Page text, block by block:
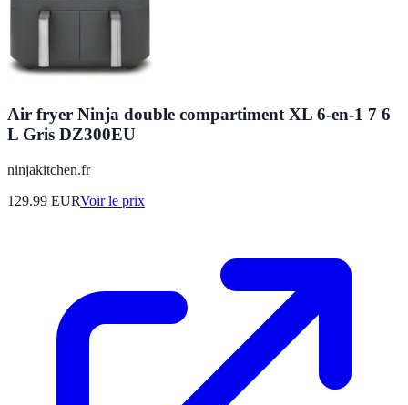
Air fryer Ninja double compartiment XL 6-en-1 7 6
L Gris DZ300EU
ninjakitchen.fr
129.99 EURVoir le prix